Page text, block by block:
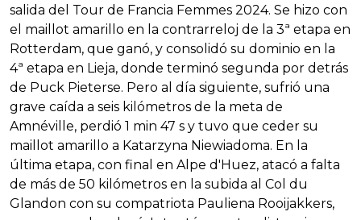
salida del Tour de Francia Femmes 2024. Se hizo con
el maillot amarillo en la contrarreloj de la 3ª etapa en
Rotterdam, que ganó, y consolidó su dominio en la
4ª etapa en Lieja, donde terminó segunda por detrás
de Puck Pieterse. Pero al día siguiente, sufrió una
grave caída a seis kilómetros de la meta de
Amnéville, perdió 1 min 47 s y tuvo que ceder su
maillot amarillo a Katarzyna Niewiadoma. En la
última etapa, con final en Alpe d'Huez, atacó a falta
de más de 50 kilómetros en la subida al Col du
Glandon con su compatriota Pauliena Rooijakkers,